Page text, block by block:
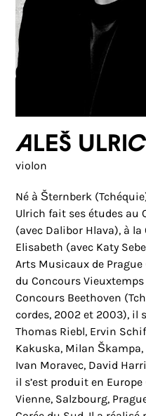
MÉDIAS
Aleš
violon
Né à Šternberk
Ulrich fait ses études au
(avec Dalibor Hlava), à
Elisabeth (avec Katy
Arts Musicaux de
du Concours Vieuxtemps
Concours Beethoven
cordes, 2002 et 2003), il
Thomas Riebl, Ervin
Kakuska, Milan Škampa,
Ivan Moravec, David
il s’est produit en
Vienne, Salzbourg,